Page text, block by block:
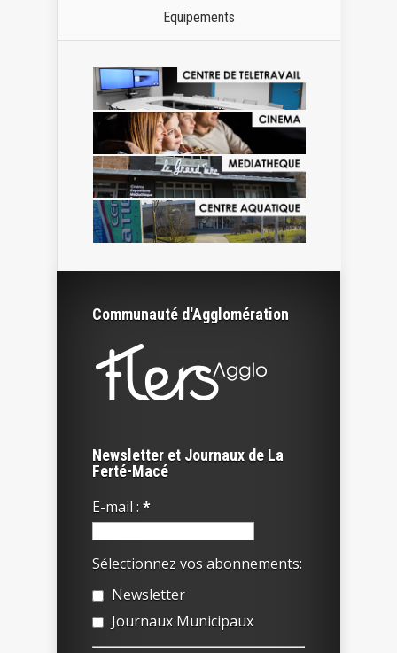
Equipements
Communauté d'Agglomération
Newsletter et Journaux de La
Ferté-Macé
E-mail : *
Sélectionnez vos abonnements:
Newsletter
Journaux Municipaux